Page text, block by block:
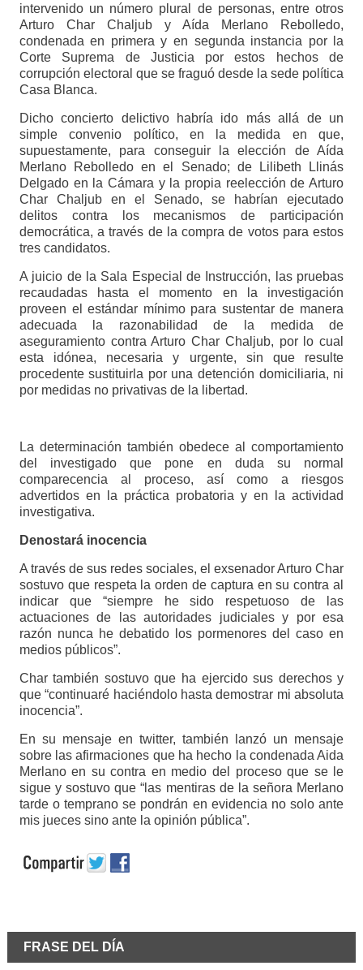
intervenido un número plural de personas, entre otros
Arturo Char Chaljub y Aída Merlano Rebolledo,
condenada en primera y en segunda instancia por la
Corte Suprema de Justicia por estos hechos de
corrupción electoral que se fraguó desde la sede política
Casa Blanca.
Dicho concierto delictivo habría ido más allá de un
simple convenio político, en la medida en que,
supuestamente, para conseguir la elección de Aída
Merlano Rebolledo en el Senado; de Lilibeth Llinás
Delgado en la Cámara y la propia reelección de Arturo
Char Chaljub en el Senado, se habrían ejecutado
delitos contra los mecanismos de participación
democrática, a través de la compra de votos para estos
tres candidatos.
A juicio de la Sala Especial de Instrucción, las pruebas
recaudadas hasta el momento en la investigación
proveen el estándar mínimo para sustentar de manera
adecuada la razonabilidad de la medida de
aseguramiento contra Arturo Char Chaljub, por lo cual
esta idónea, necesaria y urgente, sin que resulte
procedente sustituirla por una detención domiciliaria, ni
por medidas no privativas de la libertad.
La determinación también obedece al comportamiento
del investigado que pone en duda su normal
comparecencia al proceso, así como a riesgos
advertidos en la práctica probatoria y en la actividad
investigativa.
Denostará inocencia
A través de sus redes sociales, el exsenador Arturo Char
sostuvo que respeta la orden de captura en su contra al
indicar que “siempre he sido respetuoso de las
actuaciones de las autoridades judiciales y por esa
razón nunca he debatido los pormenores del caso en
medios públicos”.
Char también sostuvo que ha ejercido sus derechos y
que “continuaré haciéndolo hasta demostrar mi absoluta
inocencia”.
En su mensaje en twitter, también lanzó un mensaje
sobre las afirmaciones que ha hecho la condenada Aida
Merlano en su contra en medio del proceso que se le
sigue y sostuvo que “las mentiras de la señora Merlano
tarde o temprano se pondrán en evidencia no solo ante
mis jueces sino ante la opinión pública”.
FRASE DEL DÍA